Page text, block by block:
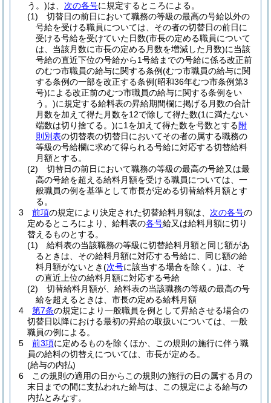
う。)は、 次の各号に規定するところによる。
(1)
切替日の前日において職務の等級の最高の号給以外の
号給を受ける職員については、その者の切替日の前日に
受ける号給を受けていた日数(市長の定める職員について
は、当該月数に市長の定める月数を増減した月数)に当該
号給の直近下位の号給から1号給までの号給に係る改正前
のむつ市職員の給与に関する条例(むつ市職員の給与に関
する条例の一部を改正する条例(昭和36年むつ市条例第3
号)による改正前のむつ市職員の給与に関する条例をい
う。)に規定する給料表の昇給期間欄に掲げる月数の合計
月数を加えて得た月数を12で除して得た数(1に満たない
端数は切り捨てる。)に1を加えて得た数を号数とする附
則別表の切替表の切替日においてその者の属する職務の
等級の号給欄に求めて得られる号給に対応する切替給料
月額とする。
(2)
切替日の前日において職務の等級の最高の号給又は最
高の号給を超える給料月額を受ける職員については、一
般職員の例を基準として市長が定める切替給料月額とす
る。
3
前項の規定により決定された切替給料月額は、 次の各号の
定めるところにより、給料表の各号給又は給料月額に切り
替えるものとする。
(1)
給料表の当該職務の等級に切替給料月額と同じ額があ
るときは、その給料月額に対応する号給に、同じ額の給
料月額がないとき(次号に該当する場合を除く。)は、そ
の直近上位の給料月額に対応する号給
(2)
切替給料月額が、給料表の当該職務の等級の最高の号
給を超えるときは、市長の定める給料月額
4
第7条の規定により一般職員を例として昇給させる場合の
切替日以降における最初の昇給の取扱いについては、一般
職員の例による。
5
前3項に定めるものを除くほか、この規則の施行に伴う職
員の給料の切替えについては、市長が定める。
(給与の内払)
6
この規則の適用の日からこの規則の施行の日の属する月の
末日までの間に支払われた給与は、この規定による給与の
内払とみなす。